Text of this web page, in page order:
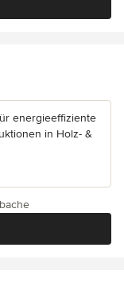
energieeffiziente
in Holz- &